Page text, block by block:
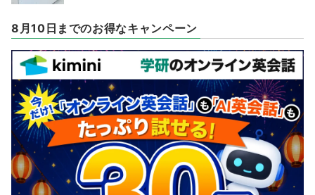
8月10日までのお得なキャンペーン